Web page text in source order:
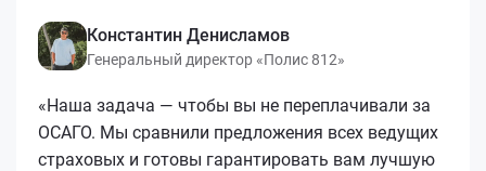
Константин Денисламов
Генеральный директор «Полис 812»
«Наша задача — чтобы вы не переплачивали за
ОСАГО. Мы сравнили предложения всех ведущих
страховых и готовы гарантировать вам лучшую